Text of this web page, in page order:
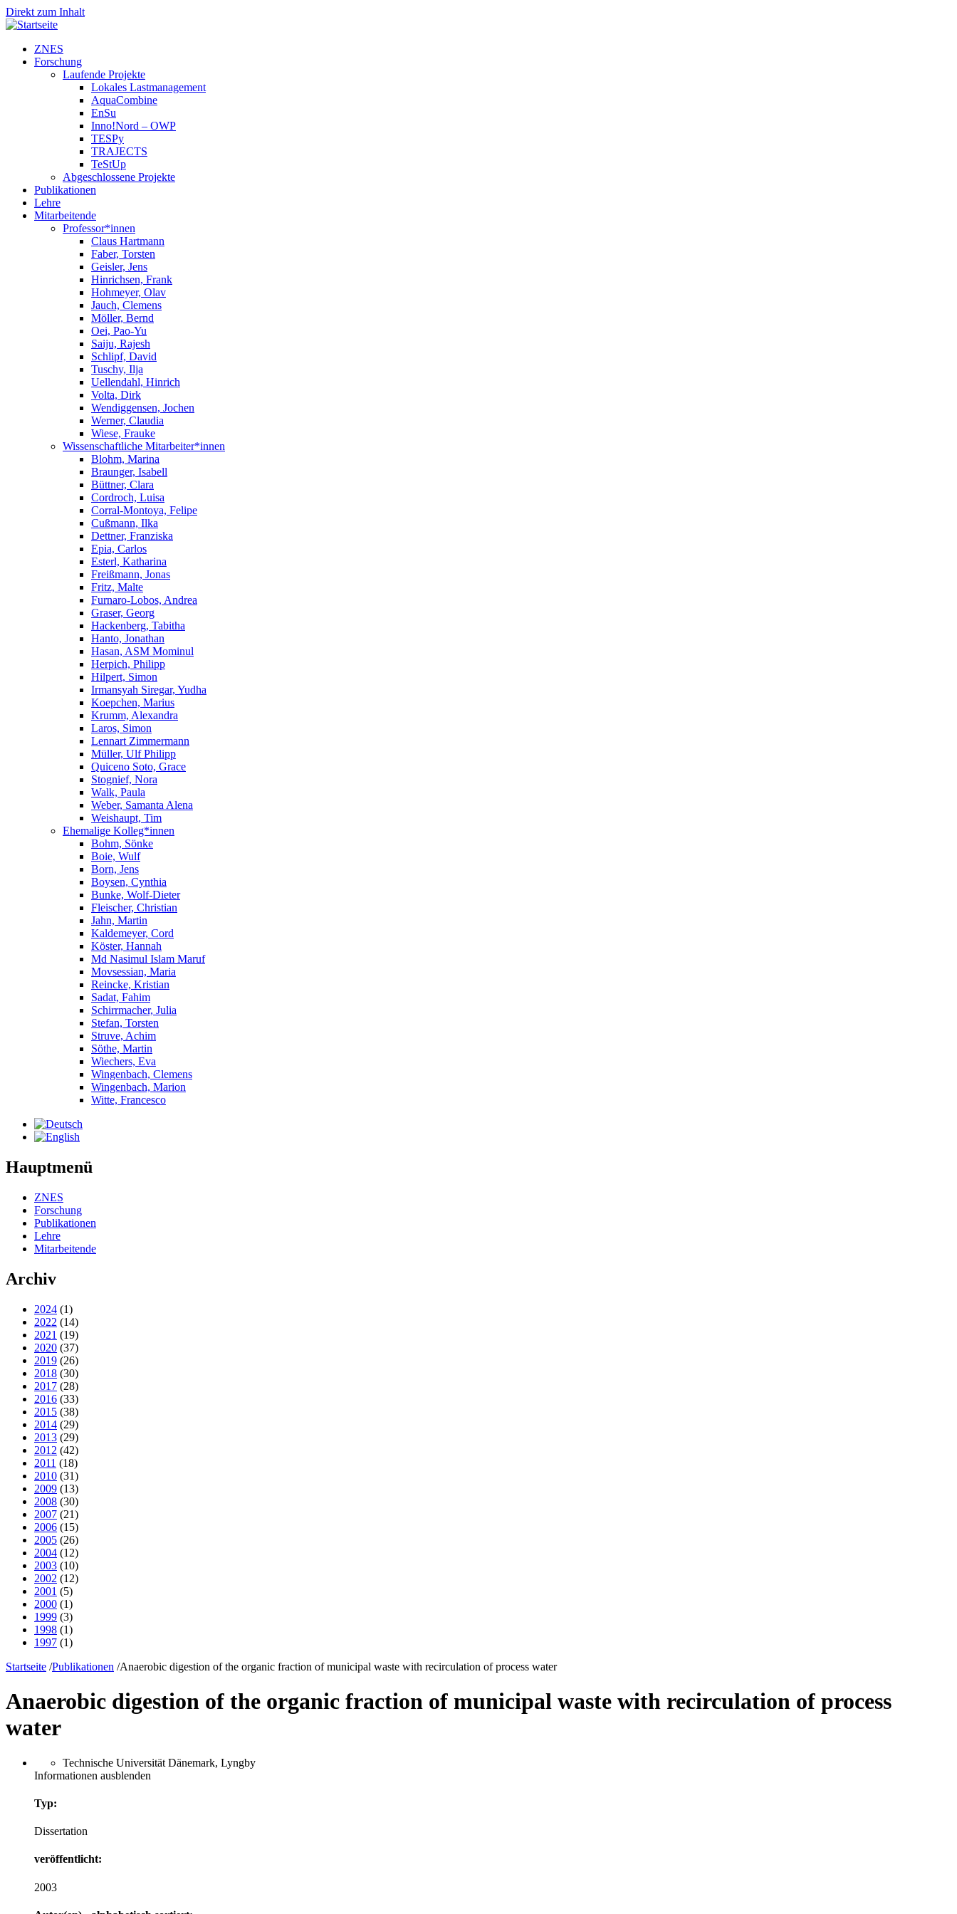
Direkt zum Inhalt
ZNES
Forschung
Laufende Projekte
Lokales Lastmanagement
AquaCombine
EnSu
Inno!Nord – OWP
TESPy
TRAJECTS
TeStUp
Abgeschlossene Projekte
Publikationen
Lehre
Mitarbeitende
Professor*innen
Claus Hartmann
Faber, Torsten
Geisler, Jens
Hinrichsen, Frank
Hohmeyer, Olav
Jauch, Clemens
Möller, Bernd
Oei, Pao-Yu
Saiju, Rajesh
Schlipf, David
Tuschy, Ilja
Uellendahl, Hinrich
Volta, Dirk
Wendiggensen, Jochen
Werner, Claudia
Wiese, Frauke
Wissenschaftliche Mitarbeiter*innen
Blohm, Marina
Braunger, Isabell
Büttner, Clara
Cordroch, Luisa
Corral-Montoya, Felipe
Cußmann, Ilka
Dettner, Franziska
Epia, Carlos
Esterl, Katharina
Freißmann, Jonas
Fritz, Malte
Furnaro-Lobos, Andrea
Graser, Georg
Hackenberg, Tabitha
Hanto, Jonathan
Hasan, ASM Mominul
Herpich, Philipp
Hilpert, Simon
Irmansyah Siregar, Yudha
Koepchen, Marius
Krumm, Alexandra
Laros, Simon
Lennart Zimmermann
Müller, Ulf Philipp
Quiceno Soto, Grace
Stognief, Nora
Walk, Paula
Weber, Samanta Alena
Weishaupt, Tim
Ehemalige Kolleg*innen
Bohm, Sönke
Boie, Wulf
Born, Jens
Boysen, Cynthia
Bunke, Wolf-Dieter
Fleischer, Christian
Jahn, Martin
Kaldemeyer, Cord
Köster, Hannah
Md Nasimul Islam Maruf
Movsessian, Maria
Reincke, Kristian
Sadat, Fahim
Schirrmacher, Julia
Stefan, Torsten
Struve, Achim
Söthe, Martin
Wiechers, Eva
Wingenbach, Clemens
Wingenbach, Marion
Witte, Francesco
Hauptmenü
ZNES
Forschung
Publikationen
Lehre
Mitarbeitende
Archiv
2024 (1)
2022 (14)
2021 (19)
2020 (37)
2019 (26)
2018 (30)
2017 (28)
2016 (33)
2015 (38)
2014 (29)
2013 (29)
2012 (42)
2011 (18)
2010 (31)
2009 (13)
2008 (30)
2007 (21)
2006 (15)
2005 (26)
2004 (12)
2003 (10)
2002 (12)
2001 (5)
2000 (1)
1999 (3)
1998 (1)
1997 (1)
Startseite /Publikationen /Anaerobic digestion of the organic fraction of municipal waste with recirculation of process water
Anaerobic digestion of the organic fraction of municipal waste with recirculation of process
water
Technische Universität Dänemark, Lyngby
Informationen ausblenden
Typ:
Dissertation
veröffentlicht:
2003